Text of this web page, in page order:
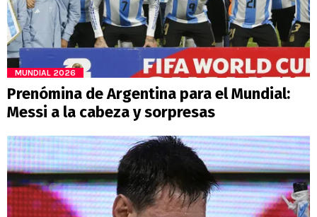
MUNDIAL 2026
Prenómina de Argentina para el Mundial:
Messi a la cabeza y sorpresas